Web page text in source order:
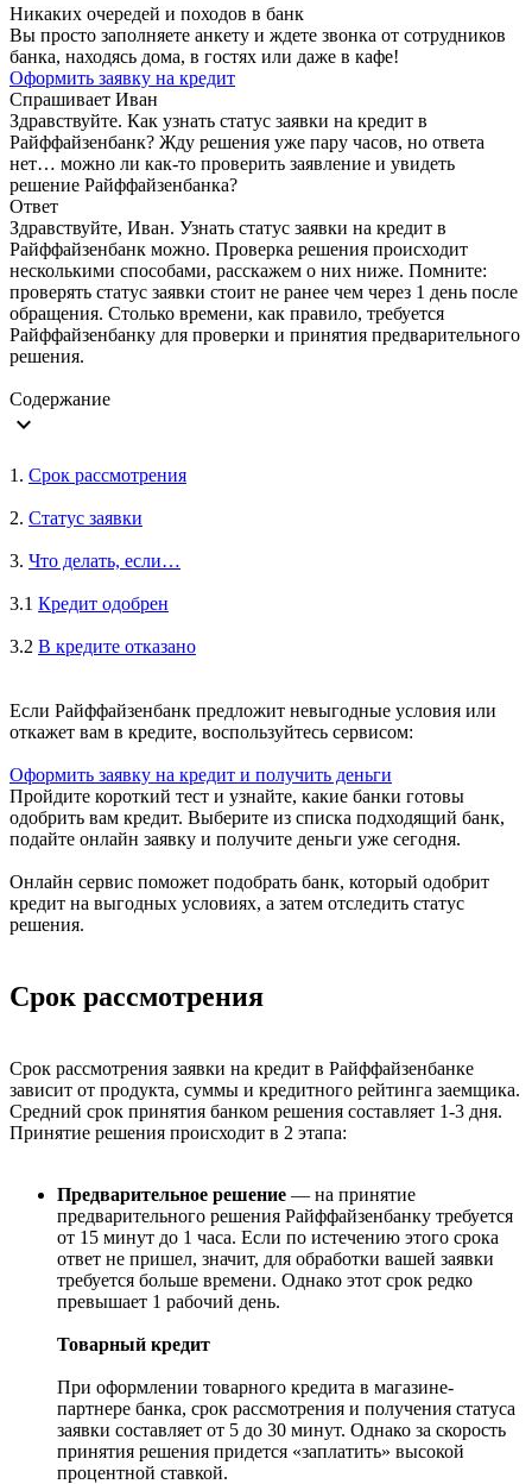
Никаких очередей и походов в банк
Вы просто заполняете анкету и ждете звонка от сотрудников
банка, находясь дома, в гостях или даже в кафе!
Оформить заявку на кредит
Спрашивает Иван
Здравствуйте. Как узнать статус заявки на кредит в
Райффайзенбанк? Жду решения уже пару часов, но ответа
нет… можно ли как-то проверить заявление и увидеть
решение Райффайзенбанка?
Ответ
Здравствуйте, Иван. Узнать статус заявки на кредит в
Райффайзенбанк можно. Проверка решения происходит
несколькими способами, расскажем о них ниже. Помните:
проверять статус заявки стоит не ранее чем через 1 день после
обращения. Столько времени, как правило, требуется
Райффайзенбанку для проверки и принятия предварительного
решения.
Содержание
expand_more
1. Срок рассмотрения
2. Статус заявки
3. Что делать, если…
3.1 Кредит одобрен
3.2 В кредите отказано
Если Райффайзенбанк предложит невыгодные условия или
откажет вам в кредите, воспользуйтесь сервисом:
Оформить заявку на кредит и получить деньги
Пройдите короткий тест и узнайте, какие банки готовы
одобрить вам кредит. Выберите из списка подходящий банк,
подайте онлайн заявку и получите деньги уже сегодня.
Онлайн сервис поможет подобрать банк, который одобрит
кредит на выгодных условиях, а затем отследить статус
решения.
Срок рассмотрения
Срок рассмотрения заявки на кредит в Райффайзенбанке
зависит от продукта, суммы и кредитного рейтинга заемщика.
Средний срок принятия банком решения составляет 1-3 дня.
Принятие решения происходит в 2 этапа:
Предварительное решение — на принятие
предварительного решения Райффайзенбанку требуется
от 15 минут до 1 часа. Если по истечению этого срока
ответ не пришел, значит, для обработки вашей заявки
требуется больше времени. Однако этот срок редко
превышает 1 рабочий день.
Товарный кредит
При оформлении товарного кредита в магазине-
партнере банка, срок рассмотрения и получения статуса
заявки составляет от 5 до 30 минут. Однако за скорость
принятия решения придется «заплатить» высокой
процентной ставкой.